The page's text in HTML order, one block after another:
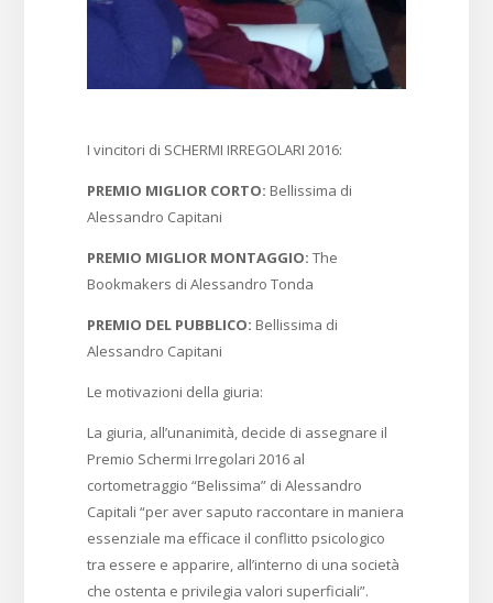
I vincitori di SCHERMI IRREGOLARI 2016:
PREMIO MIGLIOR CORTO: Bellissima di
Alessandro Capitani
PREMIO MIGLIOR MONTAGGIO: The
Bookmakers di Alessandro Tonda
PREMIO DEL PUBBLICO: Bellissima di
Alessandro Capitani
Le motivazioni della giuria:
La giuria, all’unanimità, decide di assegnare il
Premio Schermi Irregolari 2016 al
cortometraggio “Belissima” di Alessandro
Capitali “per aver saputo raccontare in maniera
essenziale ma efficace il conflitto psicologico
tra essere e apparire, all’interno di una società
che ostenta e privilegia valori superficiali”.